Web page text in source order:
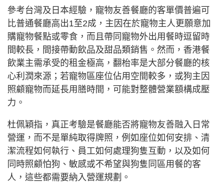
參考台灣及日本經驗，寵物友善餐廳的客單價普遍可
比普通餐廳高出1至2成，主因在於寵物主人更願意加
購寵物餐點或零食，而且帶同寵物外出用餐時逗留時
間較長，間接帶動飲品及甜品類銷售。然而，香港餐
飲業主需承受的租金極高，翻枱率是大部分餐廳的核
心利潤來源；若寵物區座位佔用空間較多，或狗主因
照顧寵物而延長用膳時間，可能對整體營業額構成壓
力。
杜佩穎指，真正考驗是餐廳能否將寵物友善融入日常
營運，而不是單純取得牌照，例如座位如何安排、清
潔流程如何執行、員工如何處理狗隻互動，以及如何
同時照顧怕狗、敏感或不希望與狗隻同區用餐的客
人，這些都需要納入營運規劃。